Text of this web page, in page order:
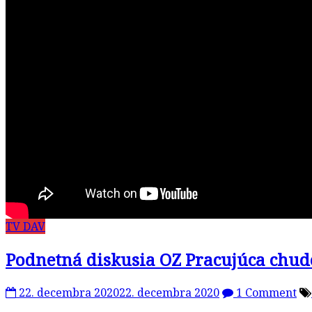
TV DAV
Podnetná diskusia OZ Pracujúca
22. decembra 202022. decembra 2020 1 Comment